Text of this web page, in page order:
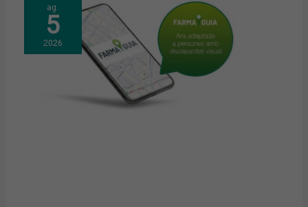
ag.
5
2026